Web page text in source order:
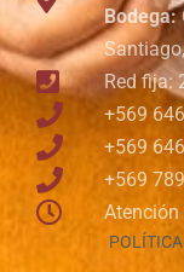
Bodega:
Red fija:
+569
+569
+569
Atención